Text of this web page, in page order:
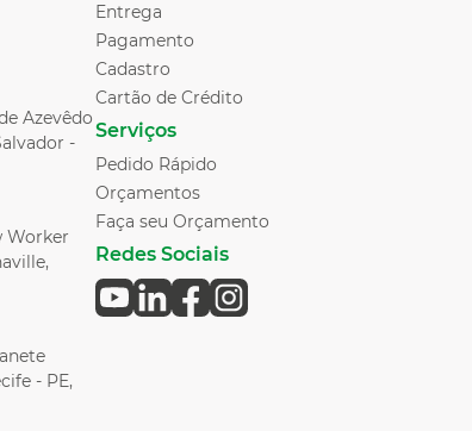
Azevêdo
-
Worker
- PE,
Entrega
Pagamento
Cadastro
Cartão de Crédito
Serviços
Pedido Rápido
Orçamentos
Faça seu Orçamento
Redes Sociais